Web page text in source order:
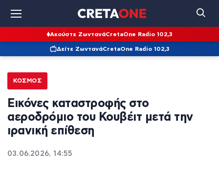
Ακούστε ΖωντανάCretaOne Radio 102,3
Δείτε ΖωντανάCretaOne Radio 102,3
ΚΌΣΜΟΣ
Εικόνες καταστροφής στο
αεροδρόμιο του Κουβέιτ μετά την
ιρανική επίθεση
03.06.2026, 14:55